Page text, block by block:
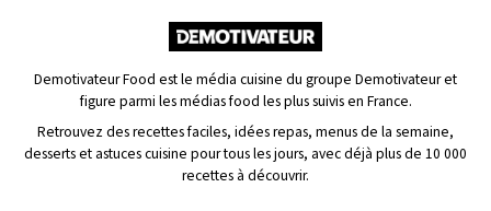
Demotivateur Food est le média cuisine du groupe Demotivateur et
figure parmi les médias food les plus suivis en France.
Retrouvez des recettes faciles, idées repas, menus de la semaine,
desserts et astuces cuisine pour tous les jours, avec déjà plus de 10 000
recettes à découvrir.